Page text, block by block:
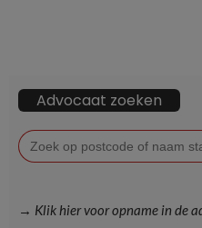
Advocaat zoeken
Zoek
naar:
→ Klik hier voor opname in de